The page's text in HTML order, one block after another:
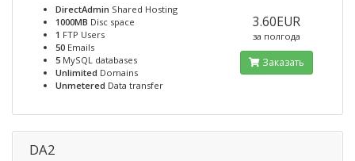
DirectAdmin Shared Hosting
1000MB Disc space
1 FTP Users
50 Emails
5 MySQL databases
Unlimited Domains
Unmetered Data transfer
3.60EUR
за полгода
Заказать
DA2